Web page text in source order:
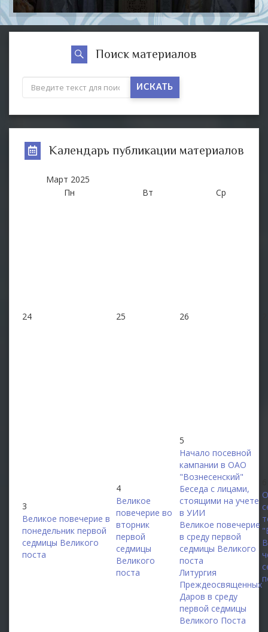
Поиск материалов
ИСКАТЬ
Календарь публикации материалов
Март 2025
Пн
Вт Ср
24 25 26
3
Великое повечерие в
понедельник первой
седмицы Великого
поста
4
Великое
повечерие во
вторник
первой
седмицы
Великого
поста
5
Начало посевной
кампании в ОАО
"Вознесенский"
Беседа с лицами,
стоящими на учете
в УИИ
Великое повечерие
в среду первой
седмицы Великого
поста
Литургия
Преждеосвященных
Даров в среду
первой седмицы
Великого Поста